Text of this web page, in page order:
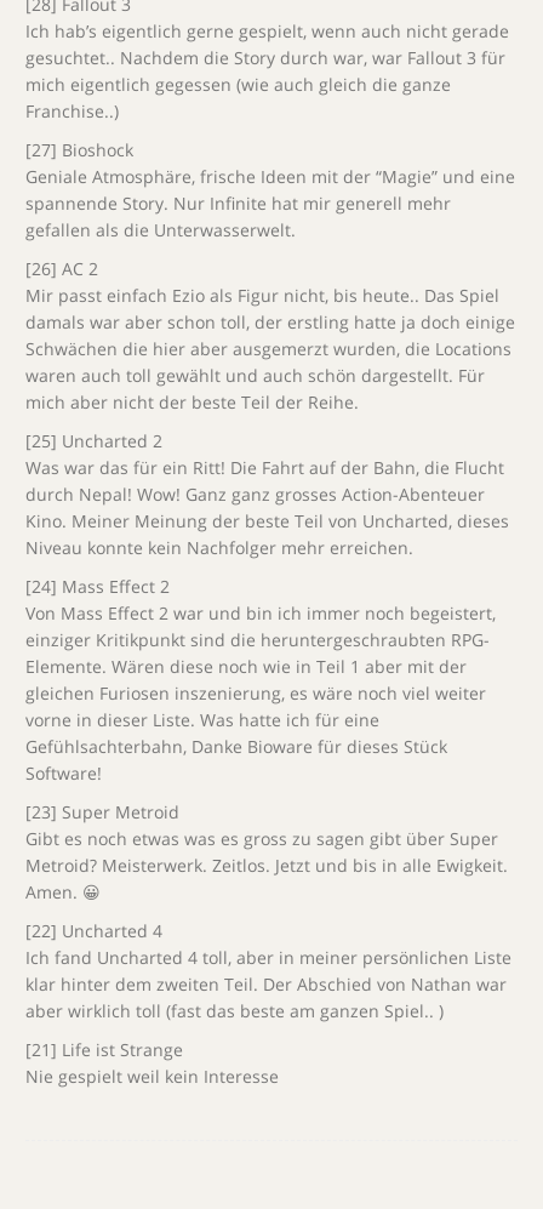
Ich hab’s eigentlich gerne gespielt, wenn auch nicht gerade
gesuchtet.. Nachdem die Story durch war, war Fallout 3 für
mich eigentlich gegessen (wie auch gleich die ganze
Franchise..)
[27] Bioshock
Geniale Atmosphäre, frische Ideen mit der “Magie” und eine
spannende Story. Nur Infinite hat mir generell mehr
gefallen als die Unterwasserwelt.
[26] AC 2
Mir passt einfach Ezio als Figur nicht, bis heute.. Das Spiel
damals war aber schon toll, der erstling hatte ja doch einige
Schwächen die hier aber ausgemerzt wurden, die Locations
waren auch toll gewählt und auch schön dargestellt. Für
mich aber nicht der beste Teil der Reihe.
[25] Uncharted 2
Was war das für ein Ritt! Die Fahrt auf der Bahn, die Flucht
durch Nepal! Wow! Ganz ganz grosses Action-Abenteuer
Kino. Meiner Meinung der beste Teil von Uncharted, dieses
Niveau konnte kein Nachfolger mehr erreichen.
[24] Mass Effect 2
Von Mass Effect 2 war und bin ich immer noch begeistert,
einziger Kritikpunkt sind die heruntergeschraubten RPG-
Elemente. Wären diese noch wie in Teil 1 aber mit der
gleichen Furiosen inszenierung, es wäre noch viel weiter
vorne in dieser Liste. Was hatte ich für eine
Gefühlsachterbahn, Danke Bioware für dieses Stück
Software!
[23] Super Metroid
Gibt es noch etwas was es gross zu sagen gibt über Super
Metroid? Meisterwerk. Zeitlos. Jetzt und bis in alle Ewigkeit.
Amen. 😀
[22] Uncharted 4
Ich fand Uncharted 4 toll, aber in meiner persönlichen Liste
klar hinter dem zweiten Teil. Der Abschied von Nathan war
aber wirklich toll (fast das beste am ganzen Spiel.. )
[21] Life ist Strange
Nie gespielt weil kein Interesse